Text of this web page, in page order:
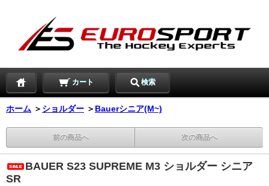
カート 検索
ホーム ＞ ショルダー ＞ Bauerシニア(M~)
前の商品へ 次の商品へ
BAUER S23 SUPREME M3 ショルダー シニア
SR